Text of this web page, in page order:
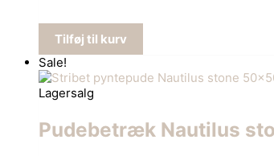
Tilføj til kurv
Sale!
Lagersalg
Pudebetræk Nautilus